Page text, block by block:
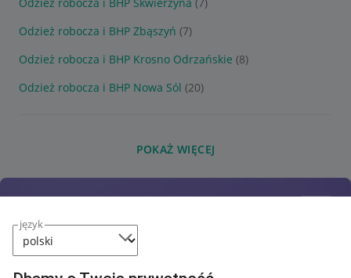
język
Odzież robocza i BHP Zbąszyń (7)
Odzież robocza i BHP Krosno Odrzańskie (8)
Odzież robocza i BHP Nowa Sól (20)
POKAŻ WIĘCEJ